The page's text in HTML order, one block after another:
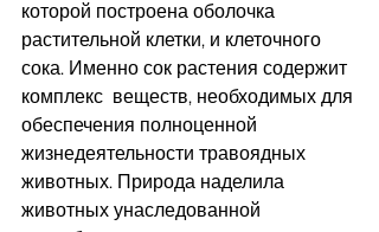
которой построена оболочка
растительной клетки, и клеточного
сока. Именно сок растения содержит
комплекс  веществ, необходимых для
обеспечения полноценной
жизнедеятельности травоядных
животных. Природа наделила
животных унаследованной